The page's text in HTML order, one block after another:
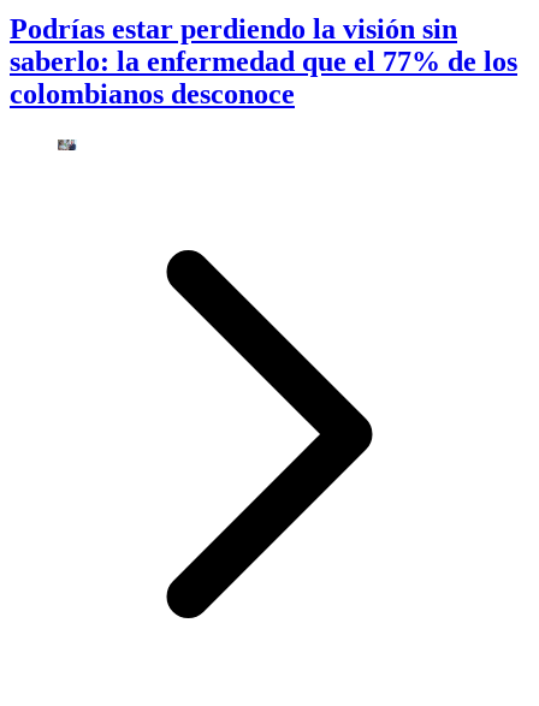
Podrías estar perdiendo la visión sin
saberlo: la enfermedad que el 77% de los
colombianos desconoce